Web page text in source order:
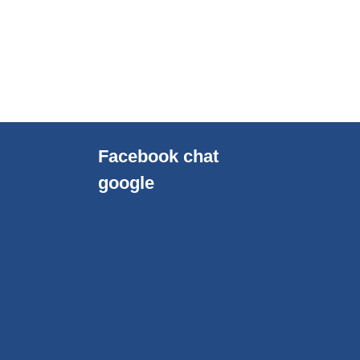
Facebook chat
google